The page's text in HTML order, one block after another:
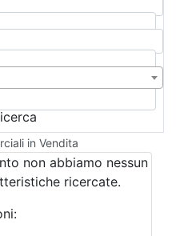
in Vendita
non abbiamo nessun
ricercate.